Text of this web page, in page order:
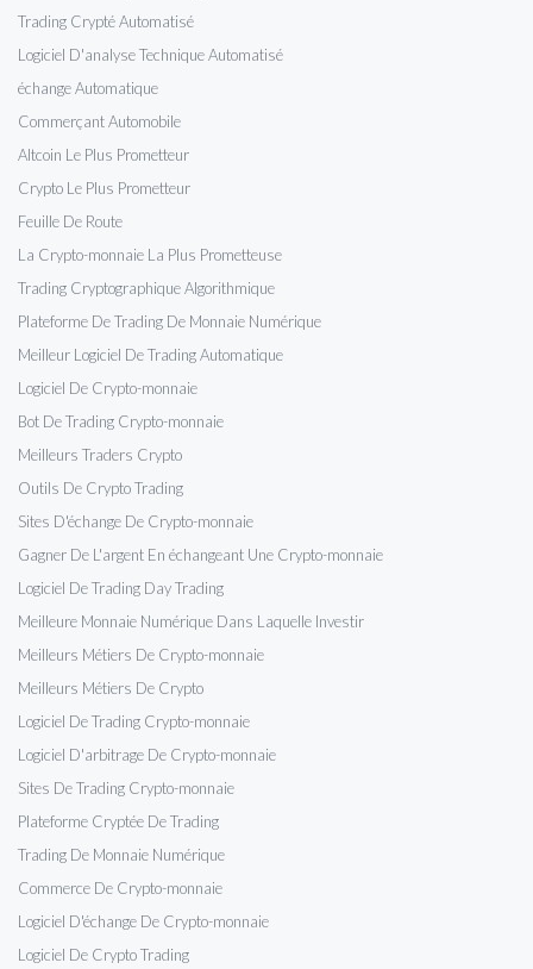
Trading Crypté Automatisé
Logiciel D'analyse Technique Automatisé
échange Automatique
Commerçant Automobile
Altcoin Le Plus Prometteur
Crypto Le Plus Prometteur
Feuille De Route
La Crypto-monnaie La Plus Prometteuse
Trading Cryptographique Algorithmique
Plateforme De Trading De Monnaie Numérique
Meilleur Logiciel De Trading Automatique
Logiciel De Crypto-monnaie
Bot De Trading Crypto-monnaie
Meilleurs Traders Crypto
Outils De Crypto Trading
Sites D'échange De Crypto-monnaie
Gagner De L'argent En échangeant Une Crypto-monnaie
Logiciel De Trading Day Trading
Meilleure Monnaie Numérique Dans Laquelle Investir
Meilleurs Métiers De Crypto-monnaie
Meilleurs Métiers De Crypto
Logiciel De Trading Crypto-monnaie
Logiciel D'arbitrage De Crypto-monnaie
Sites De Trading Crypto-monnaie
Plateforme Cryptée De Trading
Trading De Monnaie Numérique
Commerce De Crypto-monnaie
Logiciel D'échange De Crypto-monnaie
Logiciel De Crypto Trading